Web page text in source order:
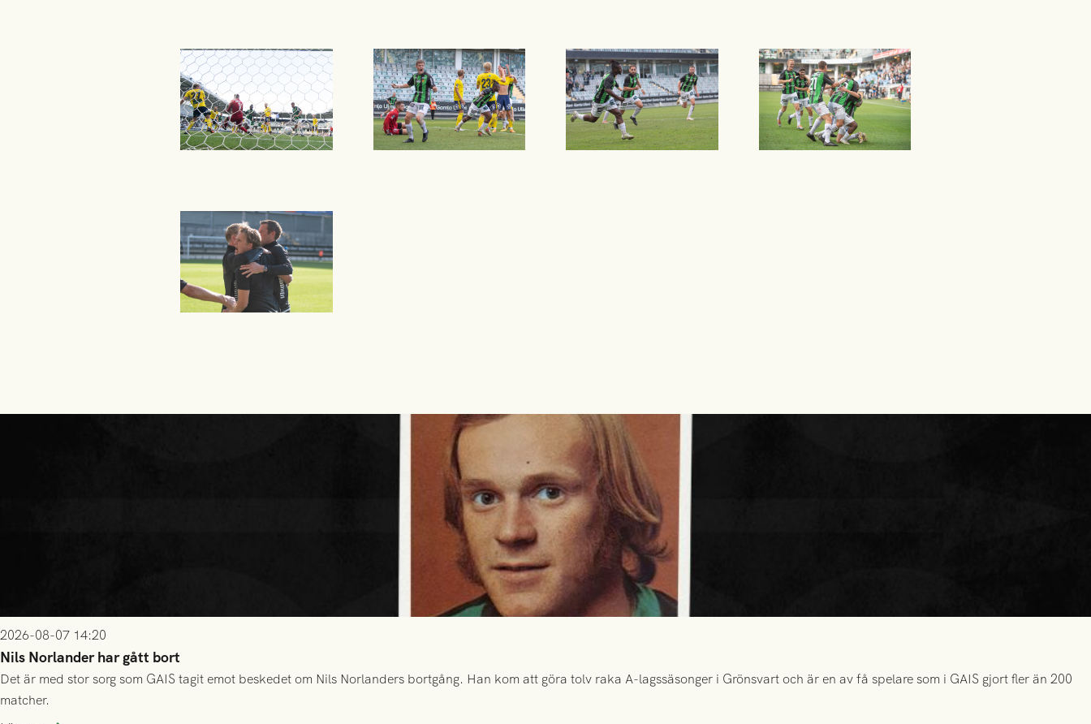
2026-08-07 14:20
Nils Norlander har gått bort
Det är med stor sorg som GAIS tagit emot beskedet om Nils Norlanders bortgång. Han kom att göra tolv raka A-lagssäsonger i Grönsvart och är en av få spelare som i GAIS gjort fler än 200
matcher.